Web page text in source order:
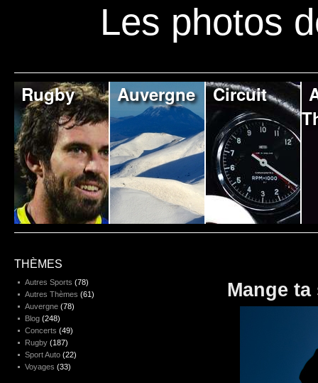
Les photos
Rugby Auvergne Circuit
Mange
THÈMES
Autres Sports (78)
Autres Thèmes (61)
Auvergne (78)
Blog (248)
Concerts (49)
Rugby (187)
Sport Auto (22)
Voyages (33)